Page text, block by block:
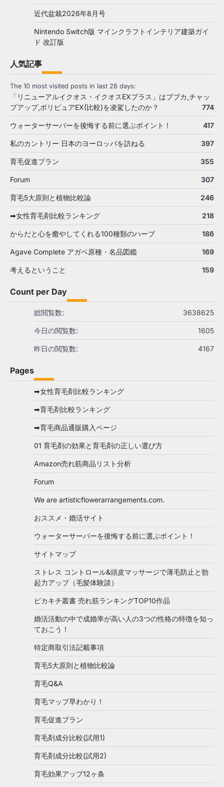
近代盆栽2026年8月号
Nintendo Switch版 マインクラフトインテリア建築ガイ
ド 改訂版
人気記事
The 10 most visited posts in last 28 days:
「リニューアルイクオス・イクオスEXプラス」はブブカ,チャッ
プアップ,ポリピュアEX(比較)を凌駕したのか？
774
ウォーターサーバーを後悔する前に選ぶポイント！ 417
私のカントリー 日本のヨーロッパを訪ねる 397
育毛促進プラン 355
Forum 307
育毛5大原則と植物比較論 246
➡女性育毛剤比較ランキング 218
からだと心を癒やしてくれる100種類のハーブ 186
Agave Complete アガベ原種・名品図鑑 169
考えるということ 159
Count per Day
3638625
総閲覧数:
1605
今日の閲覧数:
4167
昨日の閲覧数:
Pages
➡女性育毛剤比較ランキング
➡育毛剤比較ランキング
➡育毛商品通販購入ページ
01 育毛剤の効果と育毛剤の正しい選び方
Amazon売れ筋商品リスト分析
Forum
We are artisticflowerarrangements.com.
おススメ・婚活サイト
ウォーターサーバーを後悔する前に選ぶポイント！
サイトマップ
ストレス コントロール&頭皮マッサージで薄毛防止と勃
起力アップ（毛髪体験談）
ピカキチ叢書 売れ筋ランキングTOP10作品
婚活活動の中で成婚率が高い人の3つの性格の特徴を知っ
ておこう！
特定商取引法記載事項
育毛5大原則と植物比較論
育毛Q&A
育毛マップ早わかり！
育毛促進プラン
育毛剤成分比較(試用1)
育毛剤成分比較(試用2)
育毛効果アップ12ヶ条